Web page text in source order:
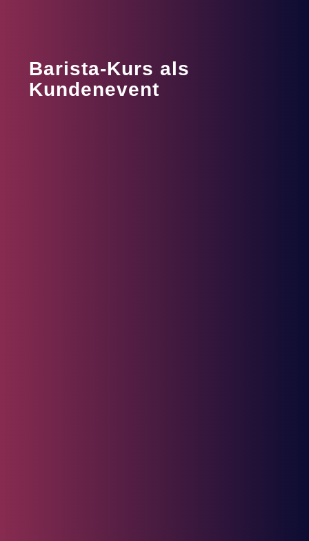
Barista-Kurs als
Kundenevent